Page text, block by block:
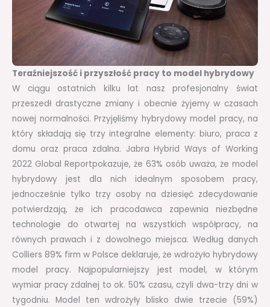
Teraźniejszość i przyszłość pracy to model hybrydowy
W ciągu ostatnich kilku lat nasz profesjonalny świat
przeszedł drastyczne zmiany i obecnie żyjemy w czasach
nowej normalności. Przyjęliśmy hybrydowy model pracy, na
który składają się trzy integralne elementy: biuro, praca z
domu oraz praca zdalna. Jabra Hybrid Ways of Working
2022 Global Reportpokazuje, że 63% osób uważa, że model
hybrydowy jest dla nich idealnym sposobem pracy,
jednocześnie tylko trzy osoby na dziesięć zdecydowanie
potwierdzają, że ich pracodawca zapewnia niezbędne
technologie do otwartej na wszystkich współpracy, na
równych prawach i z dowolnego miejsca. Według danych
Colliers 89% firm w Polsce deklaruje, że wdrożyło hybrydowy
model pracy. Najpopularniejszy jest model, w którym
wymiar pracy zdalnej to ok. 50% czasu, czyli dwa-trzy dni w
tygodniu. Model ten wdrożyły blisko dwie trzecie (59%)